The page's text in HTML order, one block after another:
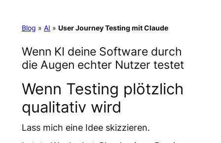
Blog » AI » User Journey Testing mit Claude
Wenn KI deine Software durch
die Augen echter Nutzer testet
Wenn Testing plötzlich
qualitativ wird
Lass mich eine Idee skizzieren.